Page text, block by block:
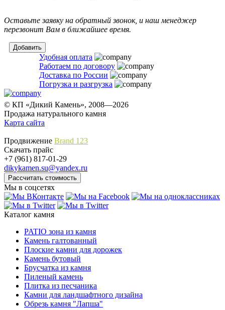
Оставьте заявку на обратный звонок, и наш менеджер
перезвонит Вам в ближайшее время.
Удобная оплата
Работаем по договору
Доставка по России
Погрузка и разгрузка
© КП «Дикий Камень», 2008—2026
Продажа натурального камня
Карта сайта
Продвижение Brand 123
Скачать прайс
+7 (961) 817-01-29
dikykamen.su@yandex.ru
Мы в соцсетях
Каталог камня
PATIO зона из камня
Камень галтованный
Плоские камни для дорожек
Камень бутовый
Брусчатка из камня
Пиленый камень
Плитка из песчаника
Камни для ландшафтного дизайна
Обрезь камня "Лапша"